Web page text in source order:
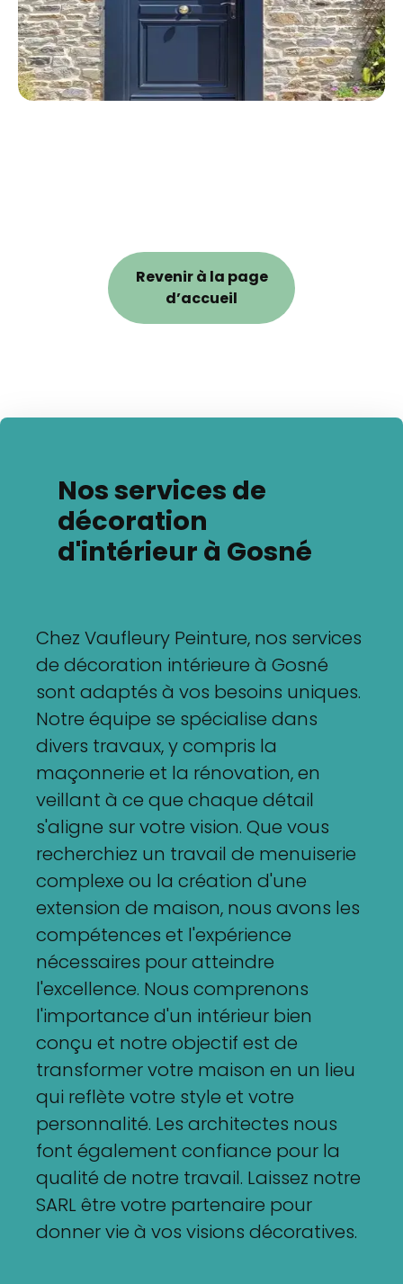
Revenir à la page
d’accueil
Nos services de
décoration
d'intérieur à Gosné
Chez Vaufleury Peinture, nos services
de décoration intérieure à Gosné
sont adaptés à vos besoins uniques.
Notre équipe se spécialise dans
divers travaux, y compris la
maçonnerie et la rénovation, en
veillant à ce que chaque détail
s'aligne sur votre vision. Que vous
recherchiez un travail de menuiserie
complexe ou la création d'une
extension de maison, nous avons les
compétences et l'expérience
nécessaires pour atteindre
l'excellence. Nous comprenons
l'importance d'un intérieur bien
conçu et notre objectif est de
transformer votre maison en un lieu
qui reflète votre style et votre
personnalité. Les architectes nous
font également confiance pour la
qualité de notre travail. Laissez notre
SARL être votre partenaire pour
donner vie à vos visions décoratives.